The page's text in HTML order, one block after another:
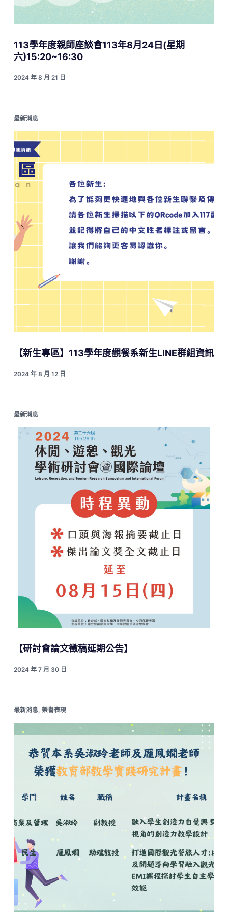
113學年度親師座談會113年8月24日(星期
六)15:20~16:30
2024 年 8 月 21 日
最新消息
【新生專區】113學年度觀餐系新生LINE群組資訊
2024 年 8 月 12 日
最新消息
【研討會論文徵稿延期公告】
2024 年 7 月 30 日
最新消息, 榮譽表現